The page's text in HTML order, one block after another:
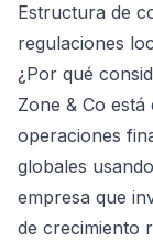
Estructura de
regulaciones
¿Por qué
Zone & Co
operaciones
globales
empresa que
de crecimiento